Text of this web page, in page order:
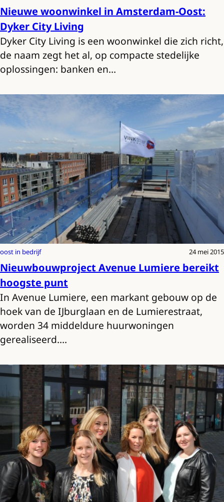
Nieuwe woonwinkel in Amsterdam-Oost:
Dyker City Living
Dyker City Living is een woonwinkel die zich richt,
de naam zegt het al, op compacte stedelijke
oplossingen: banken en…
oost in bedrijf 24 mei 2015
Nieuwbouwproject Avenue Lumiere bereikt
hoogste punt
In Avenue Lumiere, een markant gebouw op de
hoek van de IJburglaan en de Lumierestraat,
worden 34 middeldure huurwoningen
gerealiseerd.…